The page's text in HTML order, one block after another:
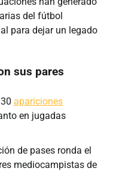
del fútbol
para dejar un legado
sus pares
apariciones
en jugadas
de pases ronda el
mediocampistas de